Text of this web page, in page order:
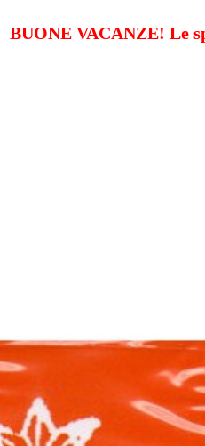
BUONE VACANZE! Le